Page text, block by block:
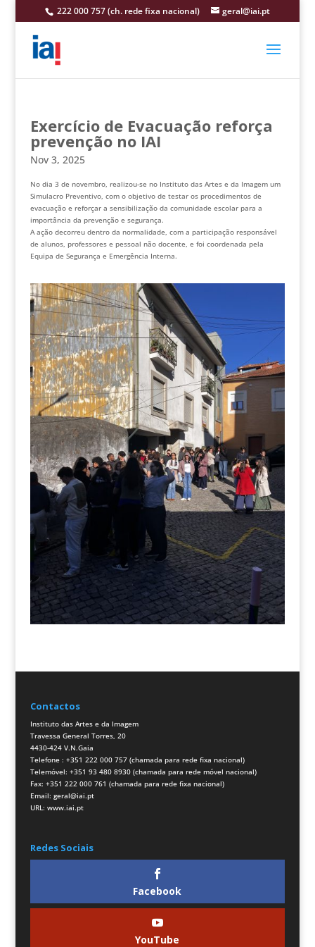
222 000 757 (ch. rede fixa nacional) geral@iai.pt
Exercício de Evacuação reforça
prevenção no IAI
Nov 3, 2025
No dia 3 de novembro, realizou-se no Instituto das Artes e da Imagem um
Simulacro Preventivo, com o objetivo de testar os procedimentos de
evacuação e reforçar a sensibilização da comunidade escolar para a
importância da prevenção e segurança.
A ação decorreu dentro da normalidade, com a participação responsável
de alunos, professores e pessoal não docente, e foi coordenada pela
Equipa de Segurança e Emergência Interna.
Contactos
Instituto das Artes e da Imagem
Travessa General Torres, 20
4430-424 V.N.Gaia
Telefone : +351 222 000 757 (chamada para rede fixa nacional)
Telemóvel: +351 93 480 8930 (chamada para rede móvel nacional)
Fax: +351 222 000 761 (chamada para rede fixa nacional)
Email: geral@iai.pt
URL: www.iai.pt
Redes Sociais
Facebook
YouTube